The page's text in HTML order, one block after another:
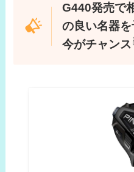
G440発売で
の良い名器
今がチャンス